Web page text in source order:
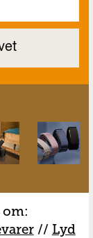
// Lyd